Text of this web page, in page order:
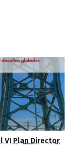
VI Plan Director